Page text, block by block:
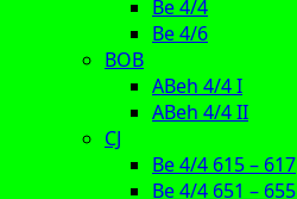
Be 4/4
Be 4/6
BOB
ABeh 4/4 I
ABeh 4/4 II
CJ
Be 4/4 615 – 617
Be 4/4 651 – 655